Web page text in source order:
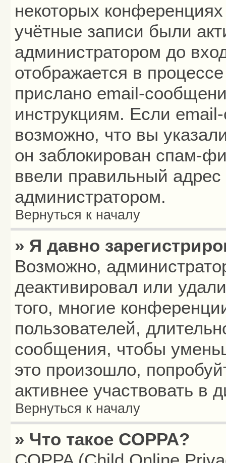
некоторых
учётные записи были
администратором до
отображается в
прислано email-
инструкциям. Если
возможно, что вы
он заблокирован спам-
ввели правильный адрес
администратором.
Вернуться к началу
» Я давно
Возможно,
деактивировал или
того, многие
пользователей,
сообщения, чтобы
это произошло,
активнее участвовать в
Вернуться к началу
» Что такое COPPA?